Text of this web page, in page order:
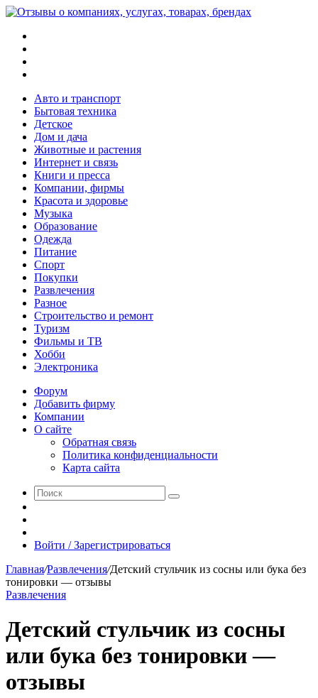
Авто и транспорт
Бытовая техника
Детское
Дом и дача
Животные и растения
Интернет и связь
Книги и пресса
Компании, фирмы
Красота и здоровье
Музыка
Образование
Одежда
Питание
Спорт
Покупки
Развлечения
Разное
Строительство и ремонт
Туризм
Фильмы и ТВ
Хобби
Электроника
Форум
Добавить фирму
Компании
О сайте
Обратная связь
Политика конфиденциальности
Карта сайта
Поиск
статья
Войти / Зарегистрироваться
Главная/Развлечения/Детский стульчик из сосны или бука без
тонировки — отзывы
Развлечения
Детский стульчик из сосны
или бука без тонировки —
отзывы